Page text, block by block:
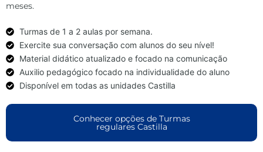
meses.
Turmas de 1 a 2 aulas por semana.
Exercite sua conversação com alunos do seu nível!
Material didático atualizado e focado na comunicação
Auxilio pedagógico focado na individualidade do aluno
Disponível em todas as unidades Castilla
Conhecer opções de Turmas
regulares Castilla